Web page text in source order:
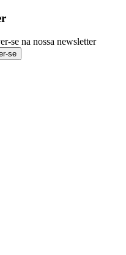
se na nossa newsletter
se